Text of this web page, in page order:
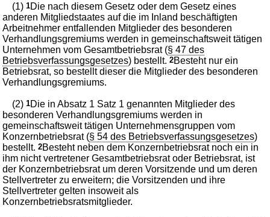
(1)1Die nach diesem Gesetz oder dem Gesetz eines
anderen Mitgliedstaates auf die im Inland beschäftigten
Arbeitnehmer entfallenden Mitglieder des besonderen
Verhandlungsgremiums werden in gemeinschaftsweit tätigen
Unternehmen vom Gesamtbetriebsrat (§ 47 des
Betriebsverfassungsgesetzes) bestellt.2Besteht nur ein
Betriebsrat, so bestellt dieser die Mitglieder des besonderen
Verhandlungsgremiums.
(2)1Die in Absatz 1 Satz 1 genannten Mitglieder des
besonderen Verhandlungsgremiums werden in
gemeinschaftsweit tätigen Unternehmensgruppen vom
Konzernbetriebsrat (§ 54 des Betriebsverfassungsgesetzes)
bestellt.2Besteht neben dem Konzernbetriebsrat noch ein in
ihm nicht vertretener Gesamtbetriebsrat oder Betriebsrat, ist
der Konzernbetriebsrat um deren Vorsitzende und um deren
Stellvertreter zu erweitern; die Vorsitzenden und ihre
Stellvertreter gelten insoweit als
Konzernbetriebsratsmitglieder.